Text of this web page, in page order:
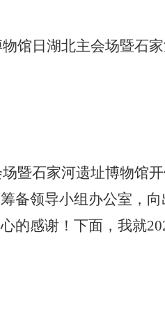
物馆日湖北主会场暨石
暨石家河遗址博物馆
筹备领导小组办公室，
的感谢！ 下面，我就